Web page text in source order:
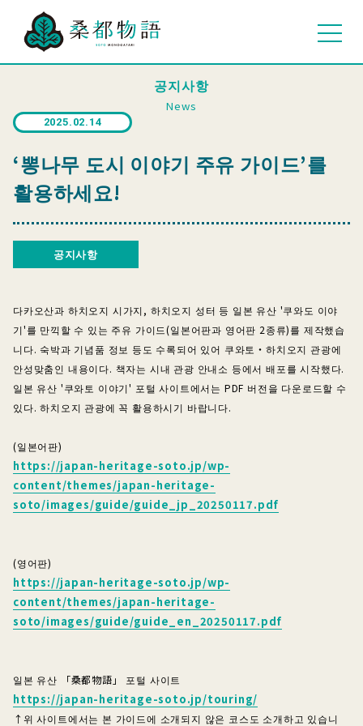
공지사항
News
2025.02.14
‘뽕나무 도시 이야기 주유 가이드’를
활용하세요!
공지사항
다카오산과 하치오지 시가지, 하치오지 성터 등 일본 유산 '쿠와도 이야
기'를 만끽할 수 있는 주유 가이드(일본어판과 영어판 2종류)를 제작했습
니다. 숙박과 기념품 정보 등도 수록되어 있어 쿠와토・하치오지 관광에
안성맞춤인 내용이다. 책자는 시내 관광 안내소 등에서 배포를 시작했다.
일본 유산 '쿠와토 이야기' 포털 사이트에서는 PDF 버전을 다운로드할 수
있다. 하치오지 관광에 꼭 활용하시기 바랍니다.
(일본어판)
https://japan-heritage-soto.jp/wp-
content/themes/japan-heritage-
soto/images/guide/guide_jp_20250117.pdf
(영어판)
https://japan-heritage-soto.jp/wp-
content/themes/japan-heritage-
soto/images/guide/guide_en_20250117.pdf
일본 유산 「桑都物語」 포털 사이트
https://japan-heritage-soto.jp/touring/
↑위 사이트에서는 본 가이드에 소개되지 않은 코스도 소개하고 있습니